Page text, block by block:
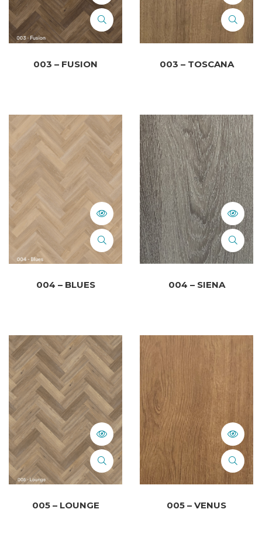
003 – FUSION 003 – TOSCANA
004 – BLUES 004 – SIENA
005 – LOUNGE 005 – VENUS